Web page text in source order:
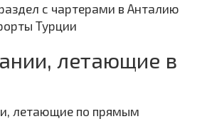
с чартерами в Анталию
Турции
летающие в
летающие по прямым